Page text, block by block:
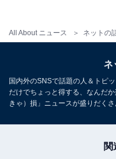
All About ニュース ネットの
ネ
国内外のSNSで話題の人＆トピ
だけでちょっと得する、なんだ
きゃ）損」ニュースが盛りだくさ
関